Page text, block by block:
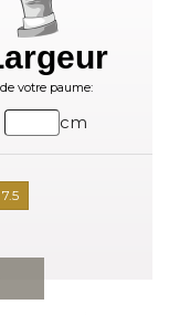
de votre paume:
cm
7.5